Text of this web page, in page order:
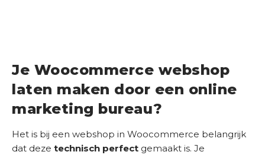
Je Woocommerce webshop
laten maken door een online
marketing bureau?
Het is bij een webshop in Woocommerce belangrijk
dat deze technisch perfect gemaakt is. Je